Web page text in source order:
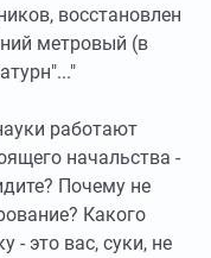
восстановлен
метровый (в
работают
начальства -
Почему не
Какого
- это вас, суки, не